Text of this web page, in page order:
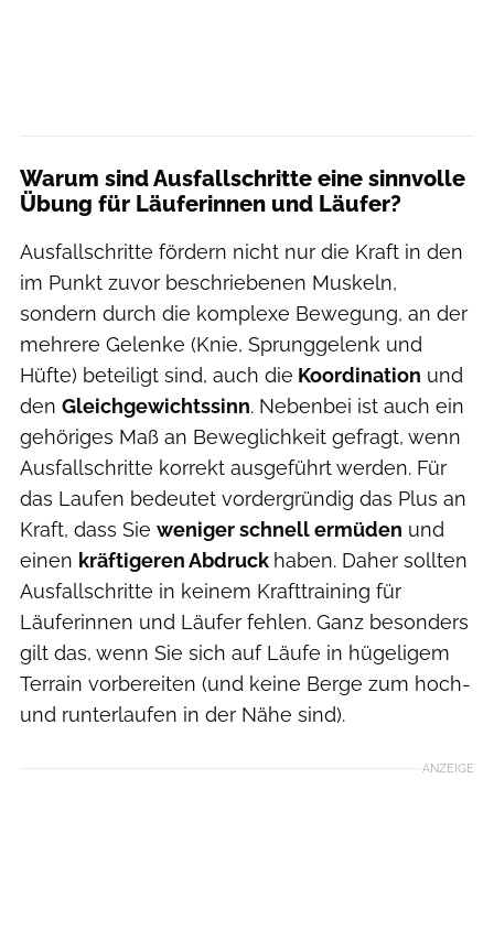
Warum sind Ausfallschritte eine sinnvolle
Übung für Läuferinnen und Läufer?
Ausfallschritte fördern nicht nur die Kraft in den
im Punkt zuvor beschriebenen Muskeln,
sondern durch die komplexe Bewegung, an der
mehrere Gelenke (Knie, Sprunggelenk und
Hüfte) beteiligt sind, auch die Koordination und
den Gleichgewichtssinn. Nebenbei ist auch ein
gehöriges Maß an Beweglichkeit gefragt, wenn
Ausfallschritte korrekt ausgeführt werden. Für
das Laufen bedeutet vordergründig das Plus an
Kraft, dass Sie weniger schnell ermüden und
einen kräftigeren Abdruck haben. Daher sollten
Ausfallschritte in keinem Krafttraining für
Läuferinnen und Läufer fehlen. Ganz besonders
gilt das, wenn Sie sich auf Läufe in hügeligem
Terrain vorbereiten (und keine Berge zum hoch-
und runterlaufen in der Nähe sind).
ANZEIGE